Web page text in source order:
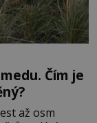
Čím je
až osm